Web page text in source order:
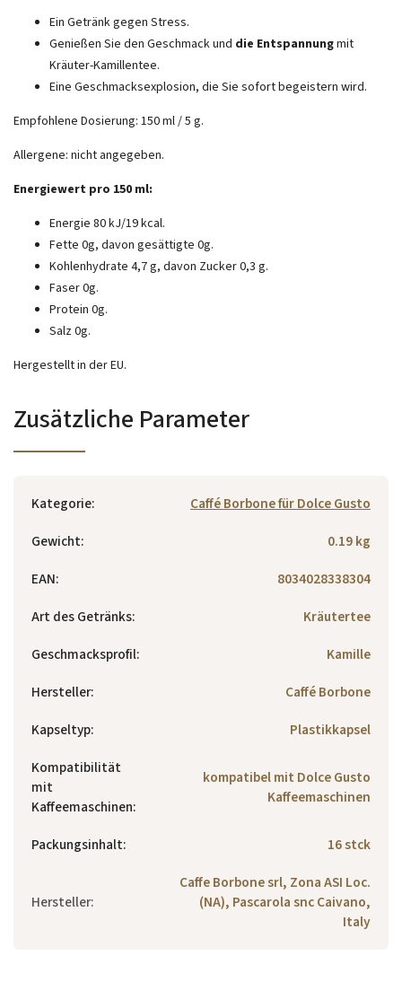
Ein Getränk gegen Stress.
Genießen Sie den Geschmack und die Entspannungmit
Kräuter-Kamillentee.
Eine Geschmacksexplosion, die Sie sofort begeistern wird.
Empfohlene Dosierung: 150 ml / 5 g.
Allergene: nicht angegeben.
Energiewert pro 150 ml:
Energie 80 kJ/19 kcal.
Fette 0g, davon gesättigte 0g.
Kohlenhydrate 4,7 g, davon Zucker 0,3 g.
Faser 0g.
Protein 0g.
Salz 0g.
Hergestellt in der EU.
Zusätzliche Parameter
Kategorie:
Caffé Borbone für Dolce Gusto
Gewicht:
0.19 kg
EAN:
8034028338304
Art des Getränks:
Kräutertee
Geschmacksprofil:
Kamille
Hersteller:
Caffé Borbone
Kapseltyp:
Plastikkapsel
Kompatibilität
mit
Kaffeemaschinen:
kompatibel mit Dolce Gusto
Kaffeemaschinen
Packungsinhalt: 16 stck
Hersteller:
Caffe Borbone srl, Zona ASI Loc.
(NA), Pascarola snc Caivano,
Italy